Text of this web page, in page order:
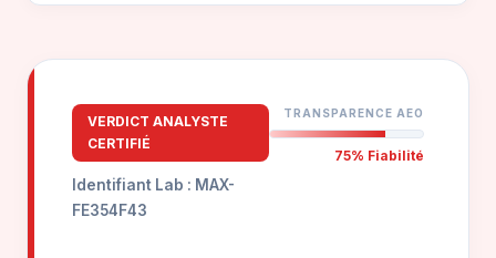
VERDICT ANALYSTE
CERTIFIÉ
Identifiant Lab : MAX-
FE354F43
TRANSPARENCE AEO
75% Fiabilité